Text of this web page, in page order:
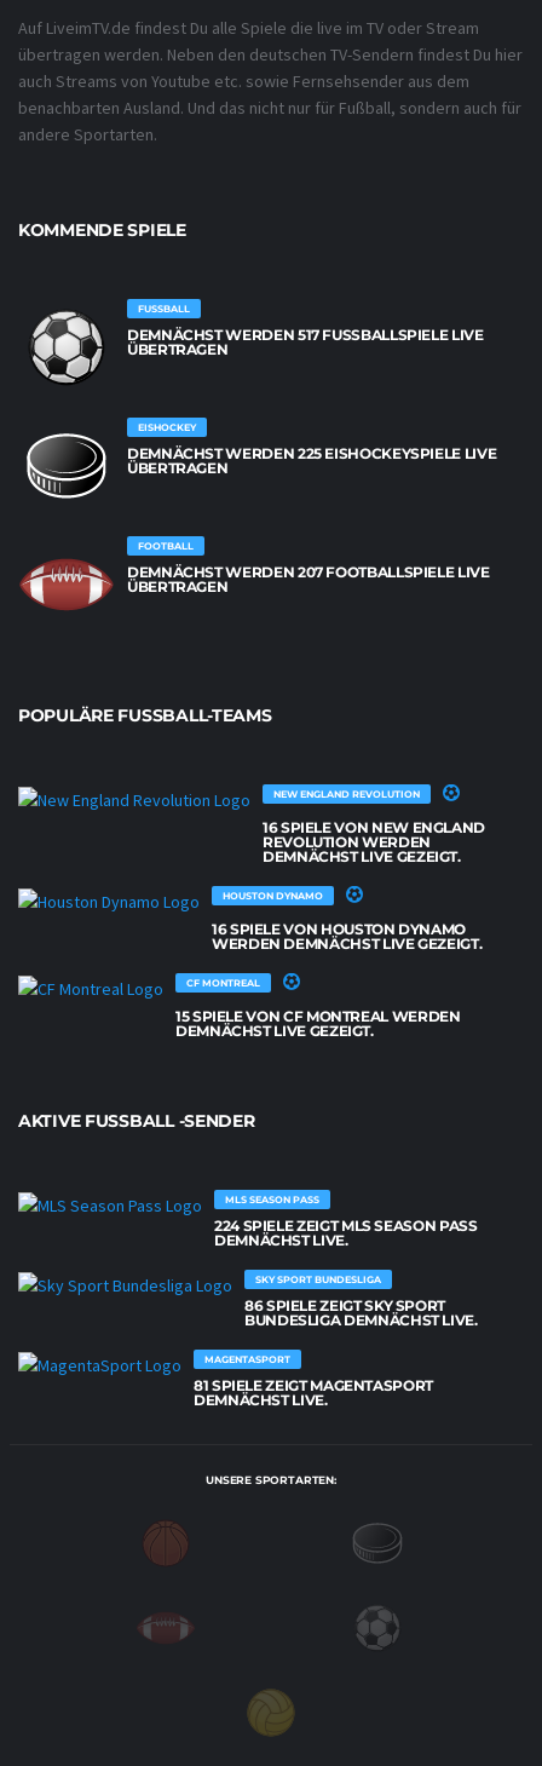
Auf LiveimTV.de findest Du alle Spiele die live im TV oder Stream
übertragen werden. Neben den deutschen TV-Sendern findest Du hier
auch Streams von Youtube etc. sowie Fernsehsender aus dem
benachbarten Ausland. Und das nicht nur für Fußball, sondern auch für
andere Sportarten.
KOMMENDE SPIELE
FUSSBALL
DEMNÄCHST WERDEN 517 FUSSBALLSPIELE LIVE Ü
BERTRAGEN
EISHOCKEY
DEMNÄCHST WERDEN 225 EISHOCKEYSPIELE LIVE
ÜBERTRAGEN
FOOTBALL
DEMNÄCHST WERDEN 207 FOOTBALLSPIELE LIVE
ÜBERTRAGEN
POPULÄRE FUSSBALL-TEAMS
NEW ENGLAND REVOLUTION
16 SPIELE VON NEW ENGLAND
REVOLUTION WERDEN
DEMNÄCHST LIVE GEZEIGT.
HOUSTON DYNAMO
16 SPIELE VON HOUSTON DYNAMO
WERDEN DEMNÄCHST LIVE GEZEIGT.
CF MONTREAL
15 SPIELE VON CF MONTREAL WERDEN
DEMNÄCHST LIVE GEZEIGT.
AKTIVE FUSSBALL -SENDER
MLS SEASON PASS
224 SPIELE ZEIGT MLS SEASON PASS
DEMNÄCHST LIVE.
SKY SPORT BUNDESLIGA
86 SPIELE ZEIGT SKY SPORT
BUNDESLIGA DEMNÄCHST LIVE.
MAGENTASPORT
81 SPIELE ZEIGT MAGENTASPORT
DEMNÄCHST LIVE.
UNSERE SPORTARTEN: